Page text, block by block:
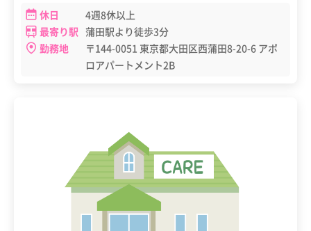
休日
4週8休以上
最寄り駅 蒲田駅より徒歩3分
勤務地
〒144-0051 東京都大田区西蒲田8-20-6 アポ
ロアパートメント2B